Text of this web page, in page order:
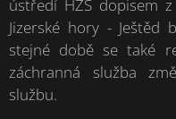
ústředí HZS dopisem
Jizerské hory - Ještěd
stejné době se také
záchranná služba
službu.